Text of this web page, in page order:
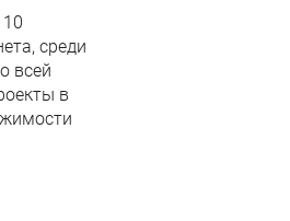
среди
всей
в